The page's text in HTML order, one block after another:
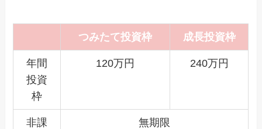
つみたて投資枠 成長投資枠
年間
投資
枠
120万円 240万円
非課
無期限